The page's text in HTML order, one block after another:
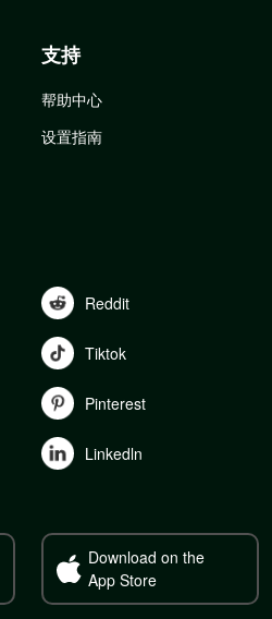
支持
帮助中心
设置指南
Reddit
Tiktok
Pinterest
Linkedln
Download on the
App Store